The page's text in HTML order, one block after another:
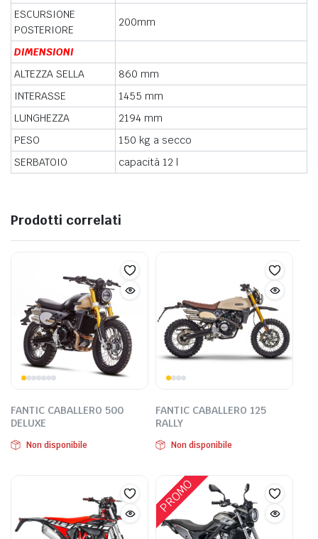
ESCURSIONE
POSTERIORE
200mm
DIMENSIONI
ALTEZZA SELLA
860 mm
INTERASSE
1455 mm
LUNGHEZZA
2194 mm
PESO
150 kg a secco
SERBATOIO
capacità 12 l
Prodotti correlati
FANTIC CABALLERO 500
DELUXE
Non disponibile
FANTIC CABALLERO 125
RALLY
Non disponibile
PROMO